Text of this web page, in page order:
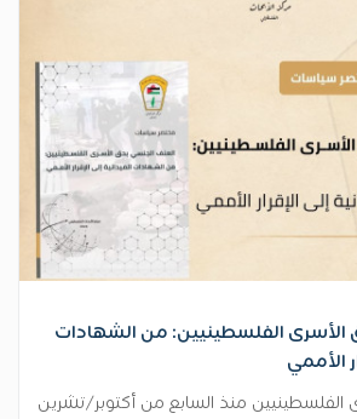
الأسرى الفلسطينيين: من الشهادات
الأممي
منذ السابع من أكتوبر/تشرين